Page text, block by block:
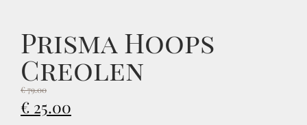
Prisma Hoops
Creolen
€79.00
€ 25.00